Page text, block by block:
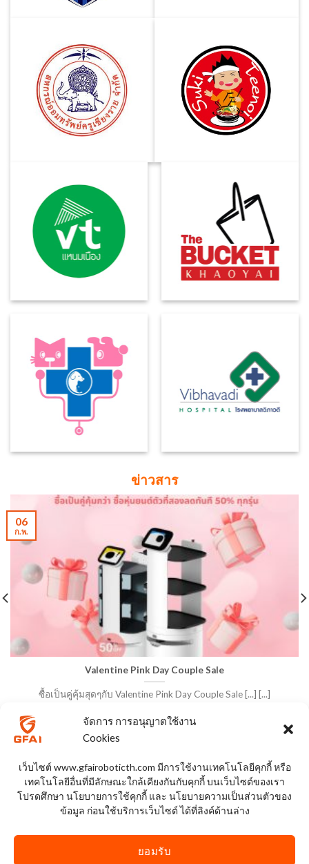
จัดการ การอนุญาตใช้งาน
Cookies
เว็บไซต์ www.gfairoboticth.com มีการใช้งานเทคโนโลยีคุกกี้ หรือ
เทคโนโลยีอื่นที่มีลักษณะใกล้เคียงกันกับคุกกี้ บนเว็บไซต์ของเรา
โปรดศึกษา นโยบายการใช้คุกกี้ และ นโยบายความเป็นส่วนตัวของ
ข้อมูล ก่อนใช้บริการเว็บไซต์ ได้ที่ลิงค์ด้านล่าง
ยอมรับ
ข่าวสาร
Valentine Pink Day Couple Sale
ซื้อเป็นคูู่คุ้มสุดๆกับ Valentine Pink Day Couple Sale [...] [...]
06
ก.พ.